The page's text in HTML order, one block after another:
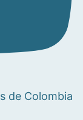
de Colombia